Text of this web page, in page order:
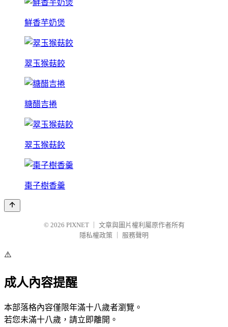
鮮香芋奶煲
翠玉猴菇餃
糖醋吉捲
翠玉猴菇餃
棗子樹香羹
© 2026 PIXNET
文章與圖片權利屬原作者所有
隱私權政策
服務聲明
⚠️
成人內容提醒
本部落格內容僅限年滿十八歲者瀏覽。
若您未滿十八歲，請立即離開。